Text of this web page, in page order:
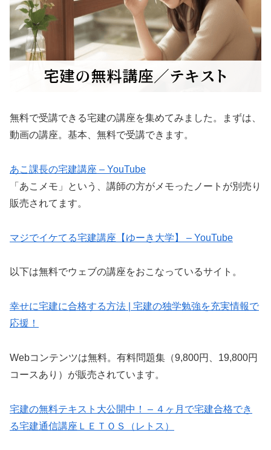
無料で受講できる宅建の講座を集めてみました。まずは、
動画の講座。基本、無料で受講できます。
あこ課長の宅建講座 – YouTube
「あこメモ」という、講師の方がメモったノートが別売り
販売されてます。
マジでイケてる宅建講座【ゆーき大学】 – YouTube
以下は無料でウェブの講座をおこなっているサイト。
幸せに宅建に合格する方法 | 宅建の独学勉強を充実情報で
応援！
Webコンテンツは無料。有料問題集（9,800円、19,800円
コースあり）が販売されています。
宅建の無料テキスト大公開中！ – ４ヶ月で宅建合格でき
る宅建通信講座ＬＥＴＯＳ（レトス）